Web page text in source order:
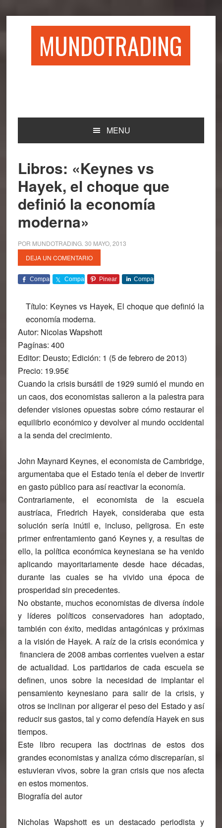
MUNDOTRADING
MENU
Libros: «Keynes vs
Hayek, el choque que
definió la economía
moderna»
POR MUNDOTRADING. 30 MAYO, 2013
DEJA UN COMENTARIO
Comparte Comparte Pinear Comparte
Título: Keynes vs Hayek, El choque que definió la
economía moderna.
Autor: Nicolas Wapshott
Pagínas: 400
Editor: Deusto; Edición: 1 (5 de febrero de 2013)
Precio: 19.95€
Cuando la crisis bursátil de 1929 sumió el mundo en
un caos, dos economistas salieron a la palestra para
defender visiones opuestas sobre cómo restaurar el
equilibrio económico y devolver al mundo occidental
a la senda del crecimiento.
John Maynard Keynes, el economista de Cambridge,
argumentaba que el Estado tenía el deber de invertir
en gasto público para así reactivar la economía.
Contrariamente, el economista de la escuela
austríaca, Friedrich Hayek, consideraba que esta
solución sería inútil e, incluso, peligrosa. En este
primer enfrentamiento ganó Keynes y, a resultas de
ello, la política económica keynesiana se ha venido
aplicando mayoritariamente desde hace décadas,
durante las cuales se ha vivido una época de
prosperidad sin precedentes.
No obstante, muchos economistas de diversa índole
y líderes políticos conservadores han adoptado,
también con éxito, medidas antagónicas y próximas
a la visión de Hayek. A raíz de la crisis económica y
financiera de 2008 ambas corrientes vuelven a estar
de actualidad. Los partidarios de cada escuela se
definen, unos sobre la necesidad de implantar el
pensamiento keynesiano para salir de la crisis, y
otros se inclinan por aligerar el peso del Estado y así
reducir sus gastos, tal y como defendía Hayek en sus
tiempos.
Este libro recupera las doctrinas de estos dos
grandes economistas y analiza cómo discreparían, si
estuvieran vivos, sobre la gran crisis que nos afecta
en estos momentos.
Biografía del autor
Nicholas Wapshott es un destacado periodista y